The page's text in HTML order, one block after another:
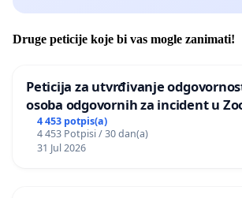
Druge peticije koje bi vas mogle zanimati!
Peticija za utvrđivanje
osoba odgovornih za incident u
Grada Zagreba
4 453 potpis(a)
4 453 Potpisi / 30 dan(a)
31 Jul 2026